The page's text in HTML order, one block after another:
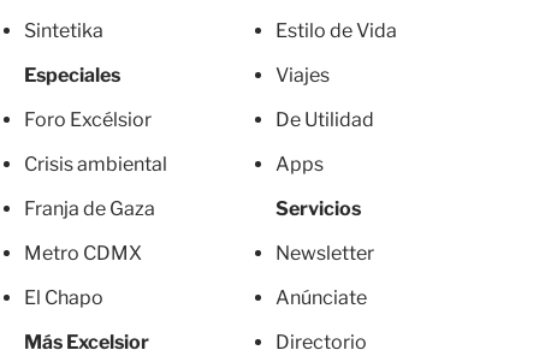
Sintetika
Especiales
Foro Excélsior
Crisis ambiental
Franja de Gaza
Metro CDMX
El Chapo
Más Excelsior
Estilo de Vida
Viajes
De Utilidad
Apps
Servicios
Newsletter
Anúnciate
Directorio